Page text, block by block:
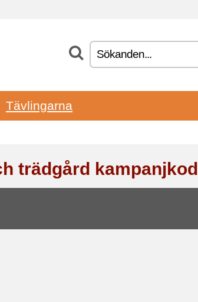
Tävlingarna
trädgård kampanjkod